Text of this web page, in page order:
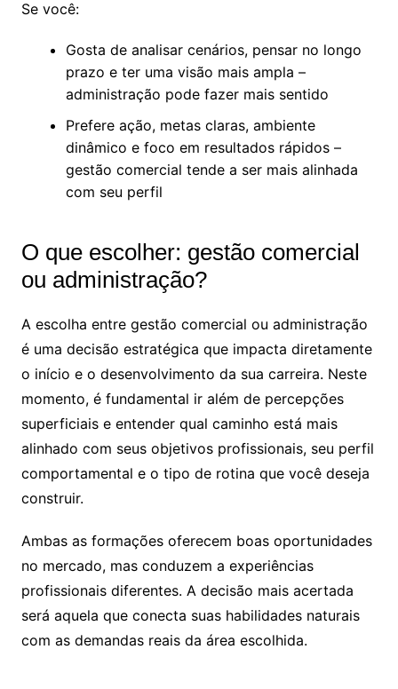
Se você:
Gosta de analisar cenários, pensar no longo
prazo e ter uma visão mais ampla –
administração pode fazer mais sentido
Prefere ação, metas claras, ambiente
dinâmico e foco em resultados rápidos –
gestão comercial tende a ser mais alinhada
com seu perfil
O que escolher: gestão comercial
ou administração​?
A escolha entre gestão comercial ou administração
é uma decisão estratégica que impacta diretamente
o início e o desenvolvimento da sua carreira. Neste
momento, é fundamental ir além de percepções
superficiais e entender qual caminho está mais
alinhado com seus objetivos profissionais, seu perfil
comportamental e o tipo de rotina que você deseja
construir.
Ambas as formações oferecem boas oportunidades
no mercado, mas conduzem a experiências
profissionais diferentes. A decisão mais acertada
será aquela que conecta suas habilidades naturais
com as demandas reais da área escolhida.